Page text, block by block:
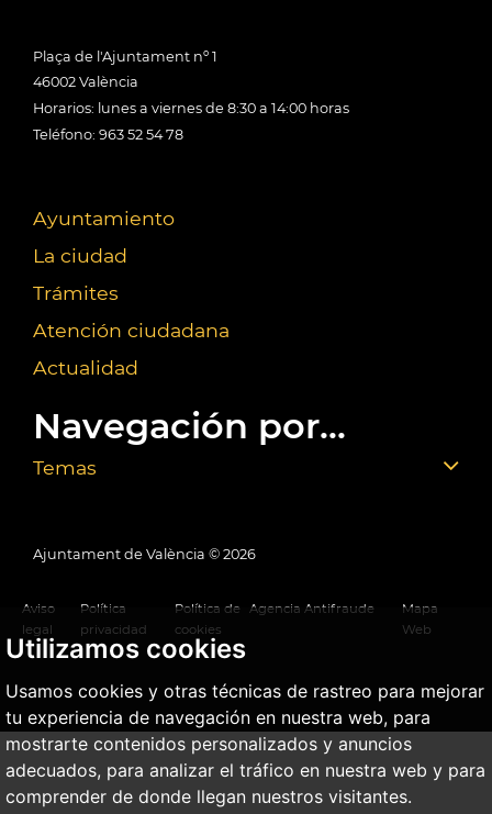
Utilizamos cookies
Usamos cookies y otras técnicas de rastreo para mejorar
tu experiencia de navegación en nuestra web, para
mostrarte contenidos personalizados y anuncios
adecuados, para analizar el tráfico en nuestra web y para
comprender de donde llegan nuestros visitantes.
Plaça de l'Ajuntament nº 1
46002 València
Horarios: lunes a viernes de 8:30 a 14:00 horas
Teléfono: 963 52 54 78
Ayuntamiento
La ciudad
Trámites
Atención ciudadana
Actualidad
Navegación por...
Temas
Ajuntament de València © 2026
Aviso
legal
Política
privacidad
Política de
cookies
Agencia Antifraude
Mapa
Web